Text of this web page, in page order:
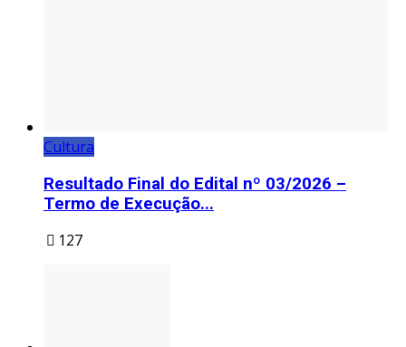
Cultura
Resultado Final do Edital nº 03/2026 –
Termo de Execução...
127